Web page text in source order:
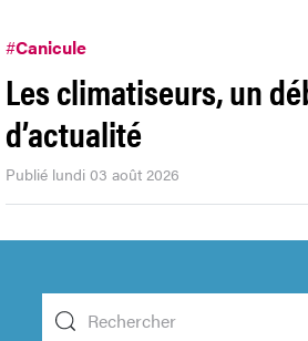
#Canicule
Les climatiseurs, un
d’actualité
Publié lundi 03 août 2026